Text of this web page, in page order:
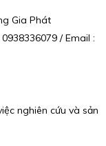
Gia Phát
/ Email :
nghiên cứu và sản